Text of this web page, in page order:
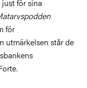
för sina
för
utmärkelsen står de